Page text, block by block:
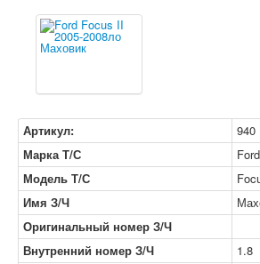
Артикул:
940
Марка Т/С
Ford
Модель Т/С
Имя З/Ч
Оригинальный номер З/Ч
Внутренний номер З/Ч
1.8